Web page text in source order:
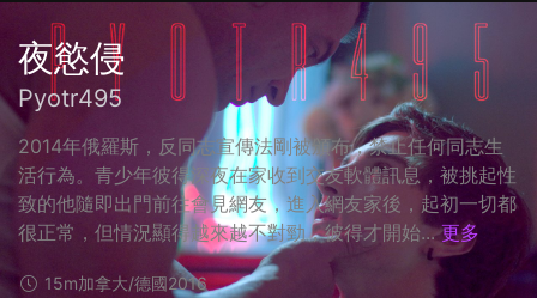
夜慾侵
Pyotr495
2014年俄羅斯，反同志宣傳法剛被頒布，禁止任何同志生
活行為。青少年彼得深夜在家收到交友軟體訊息，被挑起性
致的他隨即出門前往會見網友，進入網友家後，起初一切都
很正常，但情況顯得越來越不對勁，彼得才開始... 更多
15m加拿大/德國2016